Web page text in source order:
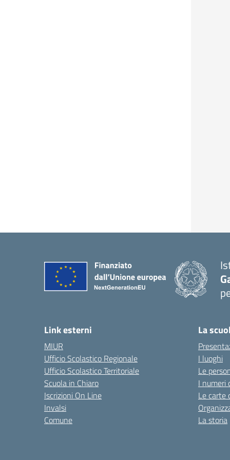
Link esterni
MIUR
Ufficio Scolastico Regionale
Ufficio Scolastico Territoriale
Scuola in Chiaro
Iscrizioni On Line
Invalsi
Comune
La
I luoghi
Le
I numeri
Le carte
La storia